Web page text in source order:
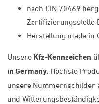
nach DIN 70469
Zertifizierungsstelle
Herstellung made in
Unsere Kfz-Kennzeichen
in Germany . Höchste
unsere Nummernschilder
und